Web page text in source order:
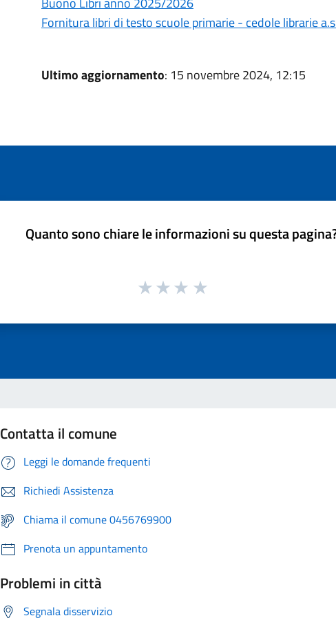
Fornitura libri di testo scuole primarie - cedole librarie
Ultimo aggiornamento: 15 novembre 2024, 12:15
Quanto sono chiare le informazioni su questa
Contatta il comune
Leggi le domande frequenti
Richiedi Assistenza
Chiama il comune 0456769900
Prenota un appuntamento
Problemi in città
Segnala disservizio